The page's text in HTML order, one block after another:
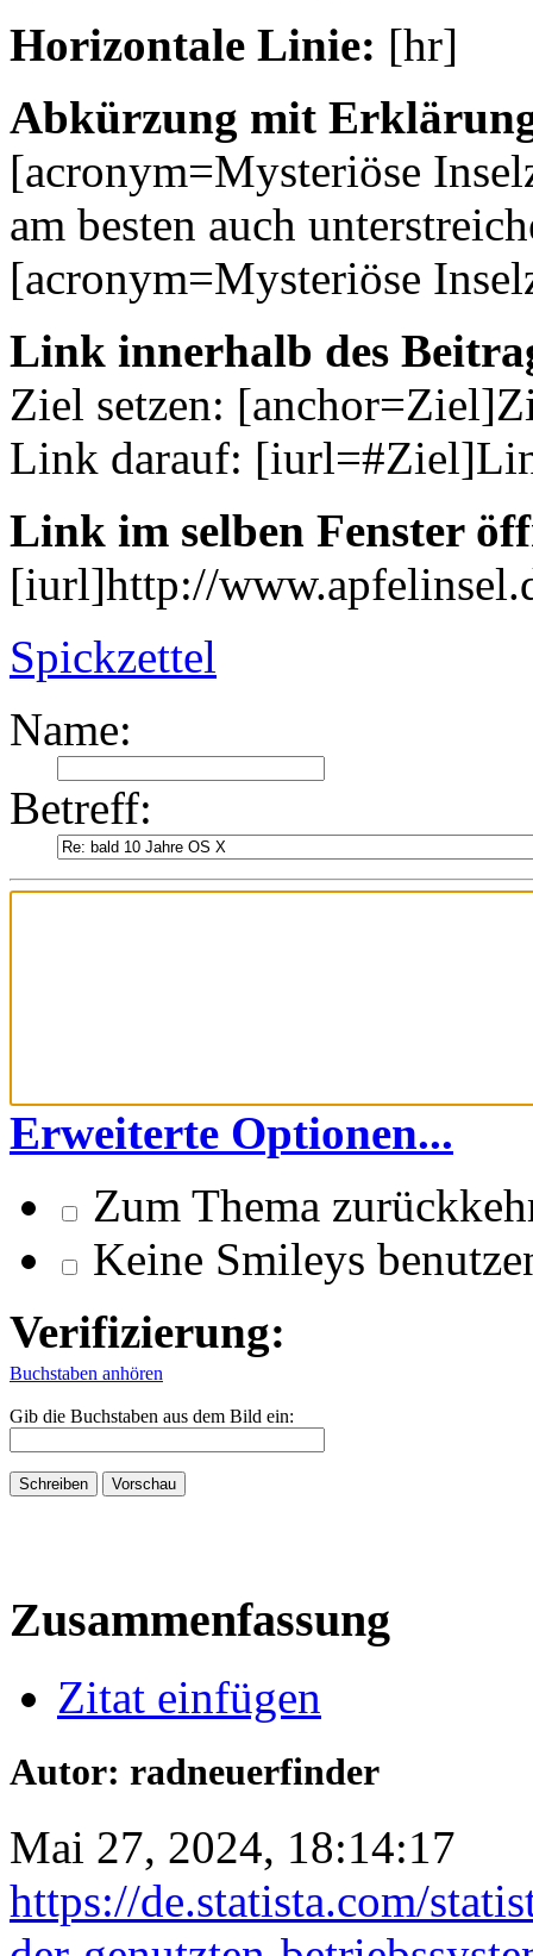
Horizontale Linie: [hr]
Abkürzung mit
[acronym=Mysteriöse
am besten auch
[acronym=Mysteriöse
Link innerhalb des
Ziel setzen:
Link darauf:
Link im selben Fenster
[iurl]http://
Spickzettel
Name:
Betreff:
Erweiterte Optionen...
Zum Thema
Keine Smileys
Verifizierung:
Buchstaben anhören
Gib die Buchstaben aus dem Bild ein:
Zusammenfassung
Zitat einfügen
Autor: radneuerfinder
Mai 27, 2024, 18:14:17
https://de.statista.com/